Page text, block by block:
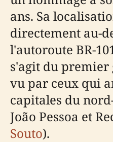
ans. Sa
directement au-
l'autoroute BR-
s'agit du
vu par ceux qui
capitales du
João Pessoa et
Souto).